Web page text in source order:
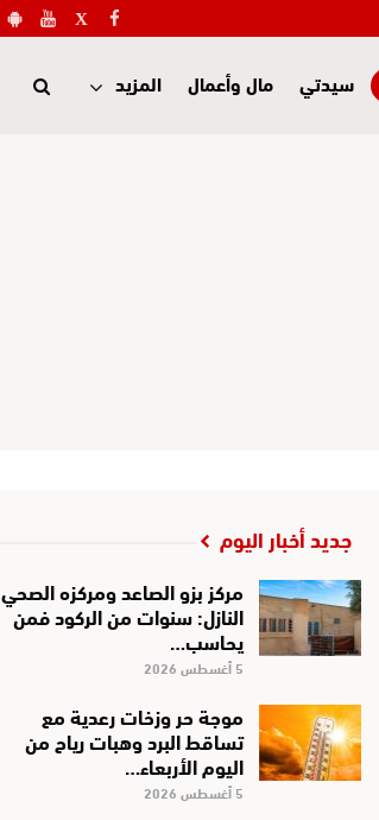
سيدتي مال وأعمال المزيد
جديد أخبار اليوم
مركز بزو الصاعد ومركزه الصحي
النازل: سنوات من الركود فمن
يحاسب…
5 أغسطس 2026
موجة حر وزخات رعدية مع
تساقط البرد وهبات رياح من
اليوم الأربعاء…
5 أغسطس 2026